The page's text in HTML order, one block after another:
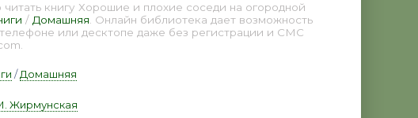
книгу Хорошие и плохие соседи на огородной
/ Домашняя . Онлайн библиотека дает возможность
или десктопе даже без регистрации и СМС
/Домашняя
Жирмунская